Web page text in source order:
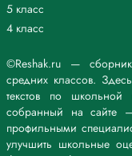
©Reshak.ru —
средних классов.
текстов по школьной
собранный на сайте
профильными
улучшить школьные
5 класс
4 класс